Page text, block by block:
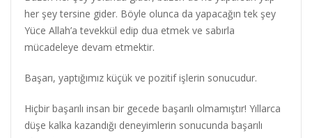
her şey tersine gider. Böyle olunca da yapacağın tek şey
Yüce Allah’a tevekkül edip dua etmek ve sabırla
mücadeleye devam etmektir.
Başarı, yaptığımız küçük ve pozitif işlerin sonucudur.
Hiçbir başarılı insan bir gecede başarılı olmamıştır! Yıllarca
düşe kalka kazandığı deneyimlerin sonucunda başarılı